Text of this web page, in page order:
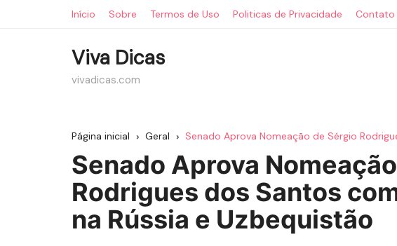
Início Sobre Termos de Uso Politicas de Privacidade Contato
Viva Dicas
vivadicas.com
Página inicial Geral Senado Aprova Nomeação de Sérgio
Senado Aprova
Rodrigues dos Santos
na Rússia e Uzbequistão